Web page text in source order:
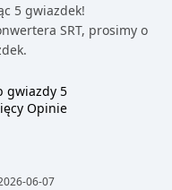
5 gwiazdek!
SRT, prosimy o
5
Opinie
06-07